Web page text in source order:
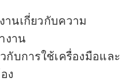
นเกี่ยวกับความ
งาน
กับการใช้เครื่องมือและ
ง